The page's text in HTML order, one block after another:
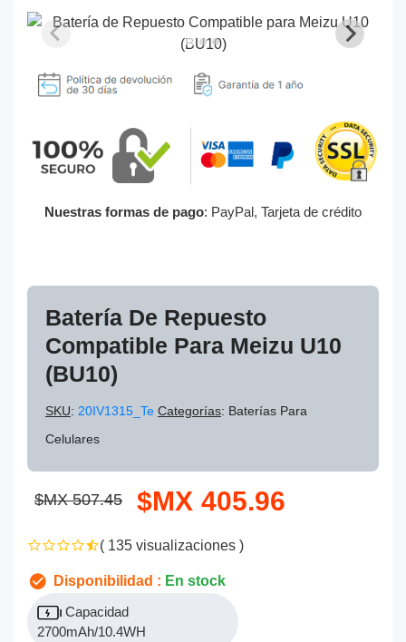
Nuestras formas de pago: PayPal, Tarjeta de crédito
Batería De Repuesto
Compatible Para Meizu U10
(BU10)
SKU: 20IV1315_Te Categorías: Baterías Para
Celulares
$MX 507.45 $MX 405.96
( 135 visualizaciones )
Disponibilidad : En stock
Capacidad
2700mAh/10.4WH